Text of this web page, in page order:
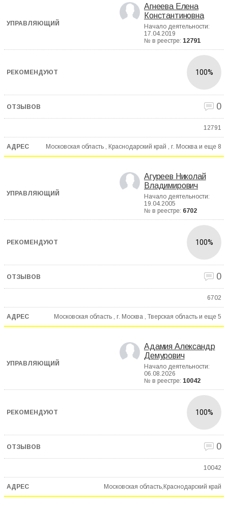
Агнеева Елена
Константиновна
Начало деятельности:
17.04.2019
№ в реестре: 12791
100%
0
12791
Московская область , Краснодарский край , г. Москва и еще 8
Агуреев Николай
Владимирович
Начало деятельности:
19.04.2005
№ в реестре: 6702
100%
0
6702
Московская область , г. Москва , Тверская область и еще 5
Адамия Александр
Демурович
Начало деятельности:
06.08.2026
№ в реестре: 10042
100%
0
10042
Московская область,Краснодарский край